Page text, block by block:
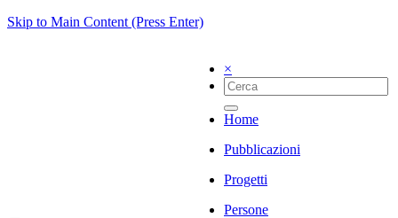
Skip to Main Content (Press Enter)
×
Home
Pubblicazioni
Progetti
Persone